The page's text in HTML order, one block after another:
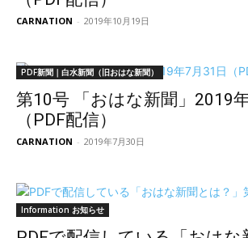
CARNATION - 2019年10月19日
PDF新聞｜白水新聞（旧おはな新聞）
第10号 「おはな新聞」2019
（PDF配信）
CARNATION - 2019年7月30日
Information お知らせ